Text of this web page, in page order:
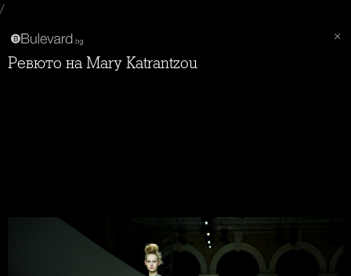
/
Ревюто на Mary Katrantzou